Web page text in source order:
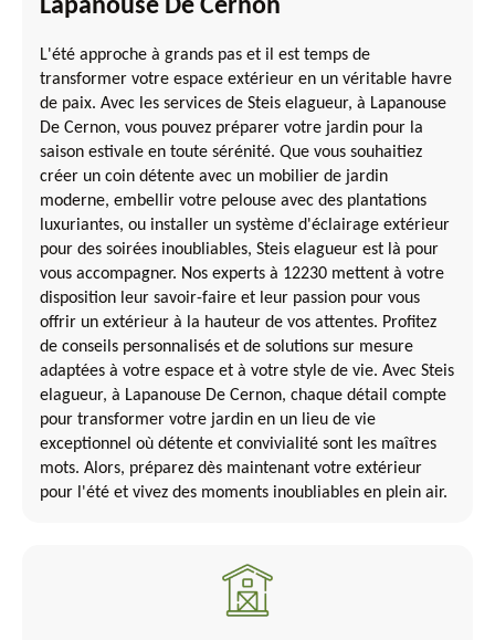
Lapanouse De Cernon
L'été approche à grands pas et il est temps de
transformer votre espace extérieur en un véritable havre
de paix. Avec les services de Steis elagueur, à Lapanouse
De Cernon, vous pouvez préparer votre jardin pour la
saison estivale en toute sérénité. Que vous souhaitiez
créer un coin détente avec un mobilier de jardin
moderne, embellir votre pelouse avec des plantations
luxuriantes, ou installer un système d'éclairage extérieur
pour des soirées inoubliables, Steis elagueur est là pour
vous accompagner. Nos experts à 12230 mettent à votre
disposition leur savoir-faire et leur passion pour vous
offrir un extérieur à la hauteur de vos attentes. Profitez
de conseils personnalisés et de solutions sur mesure
adaptées à votre espace et à votre style de vie. Avec Steis
elagueur, à Lapanouse De Cernon, chaque détail compte
pour transformer votre jardin en un lieu de vie
exceptionnel où détente et convivialité sont les maîtres
mots. Alors, préparez dès maintenant votre extérieur
pour l'été et vivez des moments inoubliables en plein air.